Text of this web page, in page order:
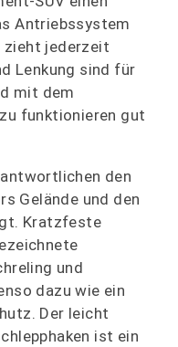
Antriebssystem
zieht jederzeit
Lenkung sind für
mit dem
funktionieren gut
den
Gelände und den
Kratzfeste
und
dazu wie ein
Der leicht
ist ein